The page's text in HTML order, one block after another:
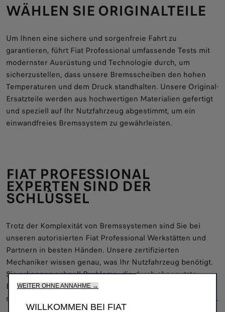
WÄHLEN SIE ORIGINALTEILE
Um Ihnen eine sichere und sorgenfreie Fahrt zu
garantieren, führt Fiat Professional umfassende Tests mit
modernster Ausrüstung und Technologie durch, um
sicherzustellen, dass unsere Bremsscheiben den hohen
Temperaturen und dem Druck standhalten. Unsere Original-
Ersatzteile werden aus hochwertigen Materialien gefertigt
und speziell auf Ihr Nutzfahrzeug abgestimmt, um ein
einwandfreies Bremssystem zu gewährleisten.
FIAT PROFESSIONAL
EXPERTEN SIND DER
SCHLÜSSEL
Trotz der Komplexität von Bremssystemen sind Sie bei
unseren autorisierten Fiat Professional Werkstätten und
Partnern in besten Händen. Unsere zertifizierten
Mechaniker wissen genau, was Ihr Nutzfahrzeug benötigt.
Sie erkennen schnell Probleme, die durch abgenutzte
Bremsbeläge oder fehlerhafte Systeme entstehen, und
sorgen dafür, dass Ihr Fahrzeug wieder einwandfrei bremst.
WEITER OHNE ANNAHME →
WILLKOMMEN BEI FIAT